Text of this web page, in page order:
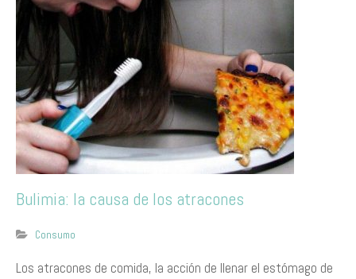
Bulimia: la causa de los atracones
Consumo
Los atracones de comida, la acción de llenar el estómago de